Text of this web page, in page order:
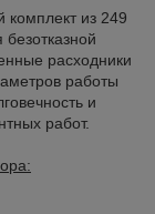
из 249
расходники
работы
и
работ.